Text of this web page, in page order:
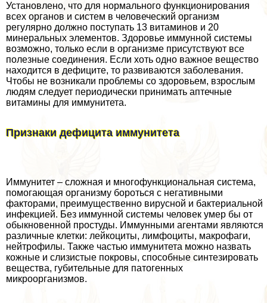
Установлено, что для нормального функционирования
всех органов и систем в человеческий организм
регулярно должно поступать 13 витаминов и 20
минеральных элементов. Здоровье иммунной системы
возможно, только если в организме присутствуют все
полезные соединения. Если хоть одно важное вещество
находится в дефиците, то развиваются заболевания.
Чтобы не возникали проблемы со здоровьем, взрослым
людям следует периодически принимать аптечные
витамины для иммунитета.
Признаки дефицита иммунитета
Иммунитет – сложная и многофункциональная система,
помогающая организму бороться с негативными
факторами, преимущественно вирусной и бактериальной
инфекцией. Без иммунной системы человек умер бы от
обыкновенной простуды. Иммунными агентами являются
различные клетки: лейкоциты, лимфоциты, макрофаги,
нейтрофилы. Также частью иммунитета можно назвать
кожные и слизистые покровы, способные синтезировать
вещества, губительные для патогенных
микроорганизмов.